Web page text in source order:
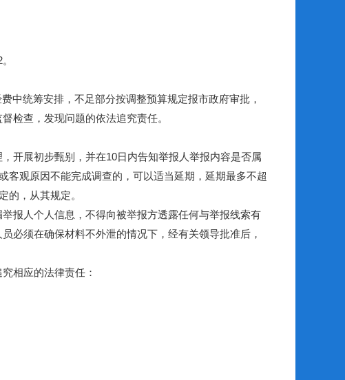
统筹安排，不足部分按调整预算规定报市政府审批，
检查，发现问题的依法追究责任。
展初步甄别，并在10日内告知举报人举报内容是否属
客观原因不能完成调查的，可以适当延期，延期最多不超
的，从其规定。
报人个人信息，不得向被举报方透露任何与举报线索有
必须在确保材料不外泄的情况下，经有关领导批准后，
相应的法律责任：